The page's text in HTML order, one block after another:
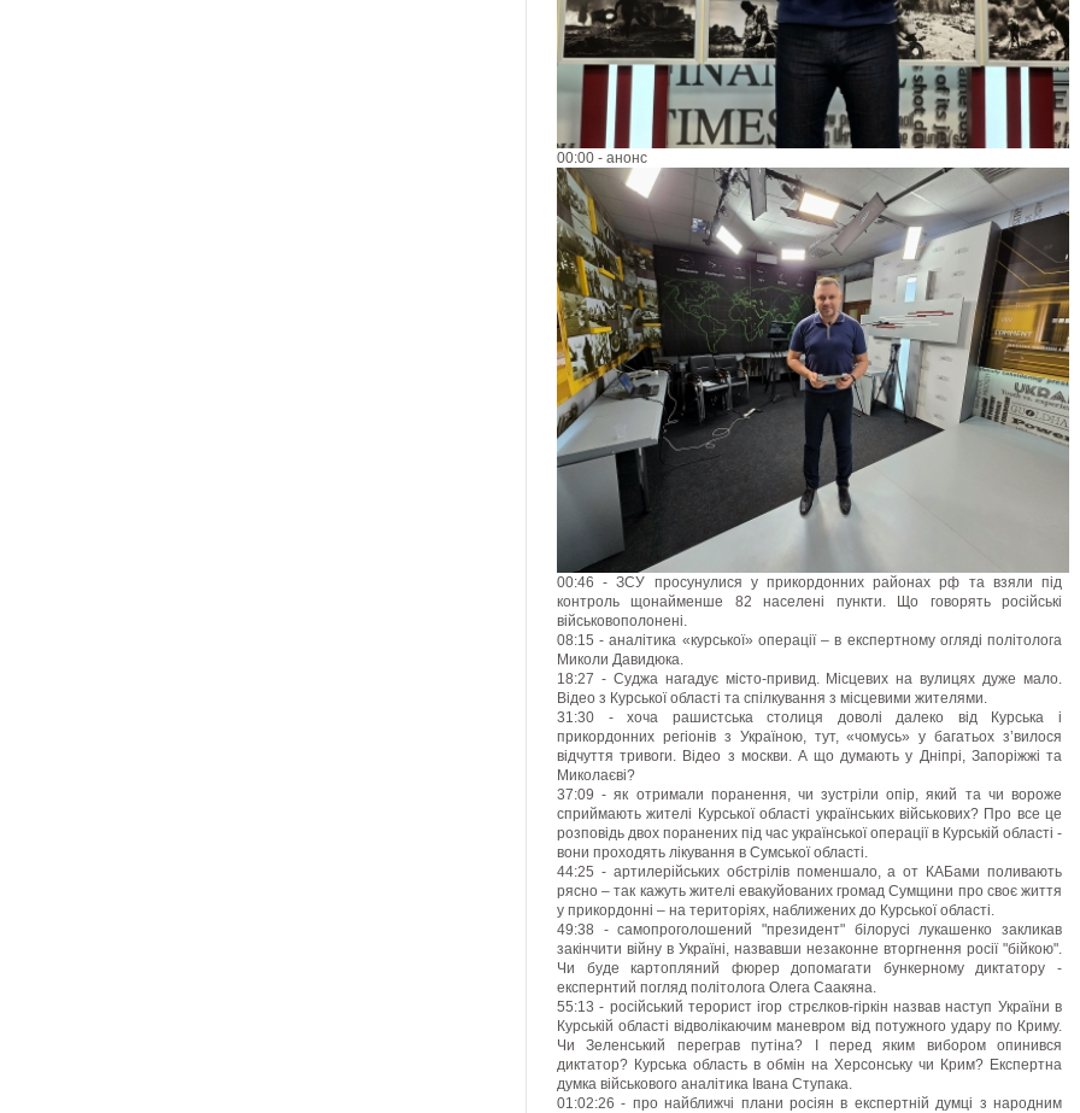
00:00 - анонс
00:46 - ЗСУ просунулися у прикордонних районах рф та взяли під
контроль щонайменше 82 населені пункти. Що говорять російські
військовополонені.
08:15 - аналітика «курської» операції – в експертному огляді політолога
Миколи Давидюка.
18:27 - Суджа нагадує місто-привид. Місцевих на вулицях дуже мало.
Відео з Курської області та спілкування з місцевими жителями.
31:30 - хоча рашистська столиця доволі далеко від Курська і
прикордонних регіонів з Україною, тут, «чомусь» у багатьох з’вилося
відчуття тривоги. Відео з москви. А що думають у Дніпрі, Запоріжжі та
Миколаєві?
37:09 - як отримали поранення, чи зустріли опір, який та чи вороже
сприймають жителі Курської області українських військових? Про все це
розповідь двох поранених під час української операції в Курській області -
вони проходять лікування в Сумської області.
44:25 - артилерійських обстрілів поменшало, а от КАБами поливають
рясно – так кажуть жителі евакуйованих громад Сумщини про своє життя
у прикордонні – на територіях, наближених до Курської області.
49:38 - самопроголошений "президент" білорусі лукашенко закликав
закінчити війну в Україні, назвавши незаконне вторгнення росії "бійкою".
Чи буде картопляний фюрер допомагати бункерному диктатору -
експернтий погляд політолога Олега Саакяна.
55:13 - російський терорист ігор стрєлков-гіркін назвав наступ України в
Курській області відволікаючим маневром від потужного удару по Криму.
Чи Зеленський переграв путіна? І перед яким вибором опинився
диктатор? Курська область в обмін на Херсонську чи Крим? Експертна
думка військового аналітика Івана Ступака.
01:02:26 - про найближчі плани росіян в експертній думці з народним